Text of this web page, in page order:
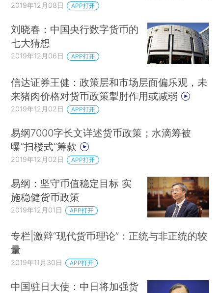
2019年12月08日 APP打开
刘晓春：中国央行数字货币的
七大猜想
2019年12月06日 APP打开
信达证券王健：政策层和市场层面偏乐观，未
来猪肉价格对货币政策掣肘作用或减弱
2019年12月02日 APP打开
易纲7000字长文详述货币政策；水滴筹被
曝“扫楼式”筹款
2019年12月02日 APP打开
易纲：坚守币值稳定目标 实
施稳健货币政策
2019年12月01日 APP打开
专栏|激辩“现代货币理论”：正统与非正统的较
量
2019年11月30日 APP打开
中国驻日大使：中日将加强货